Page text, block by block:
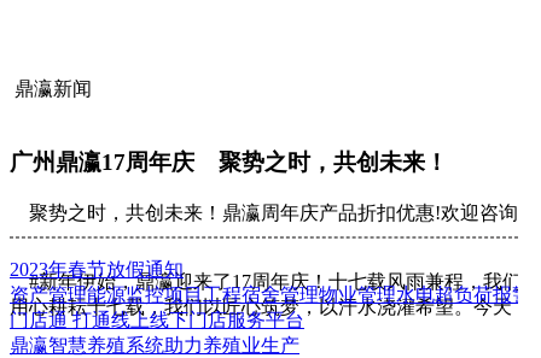
鼎瀛新闻
广州鼎瀛17周年庆 聚势之时，共创未来！
聚势之时，共创未来！鼎瀛周年庆产品折扣优惠!欢迎咨询。
#新年伊始，鼎瀛迎来了17周年庆！十七载风雨兼程，我们
用心耕耘十七载，我们以匠心筑梦，以汗水浇灌希望。今天
2023年春节放假通知
资产管理能源监控项目工程宿舍管理物业管理水电超负荷报警
门店通 打通线上线下门店服务平台
鼎瀛智慧养殖系统助力养殖业生产